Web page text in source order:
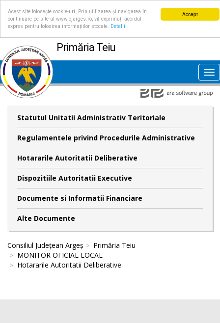
Accept
Acest site folosește cookie-uri. Prin utilizarea și navigarea în
continuare pe site-ul www.cjarges.ro, vă exprimați acordul
expres pentru folosirea informațiilor stocate.
Detalii
Primăria Teiu
Statutul Unitatii Administrativ Teritoriale
Regulamentele privind Procedurile Administrative
Hotararile Autoritatii Deliberative
Dispozitiile Autoritatii Executive
Documente si Informatii Financiare
Alte Documente
Consiliul Județean Argeș
Primăria Teiu
MONITOR OFICIAL LOCAL
Hotararile Autoritatii Deliberative